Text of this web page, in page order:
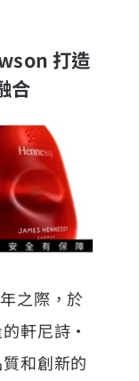
打造
合
之際，於
軒尼詩・
和創新的